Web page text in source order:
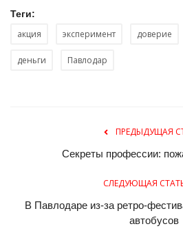
Теги:
акция эксперимент доверие
деньги Павлодар
ПРЕДЫДУЩАЯ
Секреты профессии:
СЛЕДУЮЩАЯ
В Павлодаре из-за ретро-
автобусов